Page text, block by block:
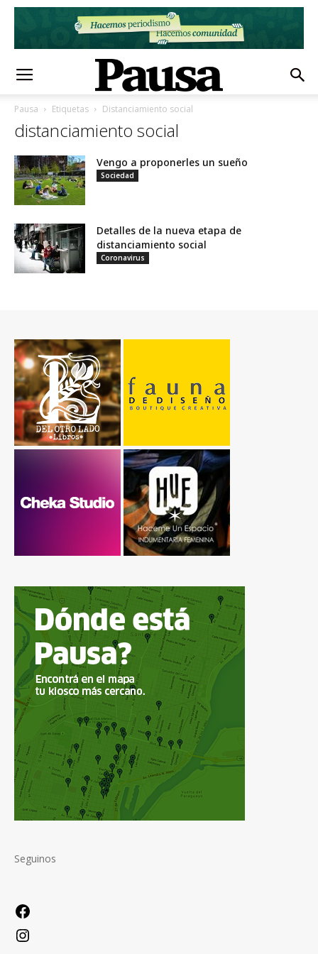
Pausa Etiquetas Distanciamiento social
distanciamiento social
Vengo a proponerles un sueño
Sociedad
Detalles de la nueva etapa de
distanciamiento social
Coronavirus
Seguinos